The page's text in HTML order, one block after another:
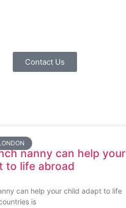
Contact Us
nanny can help your
to life abroad
can help your child adapt to life
is